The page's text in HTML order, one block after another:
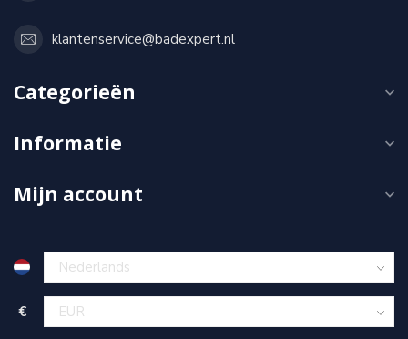
klantenservice@badexpert.nl
Categorieën
Informatie
Mijn account
€